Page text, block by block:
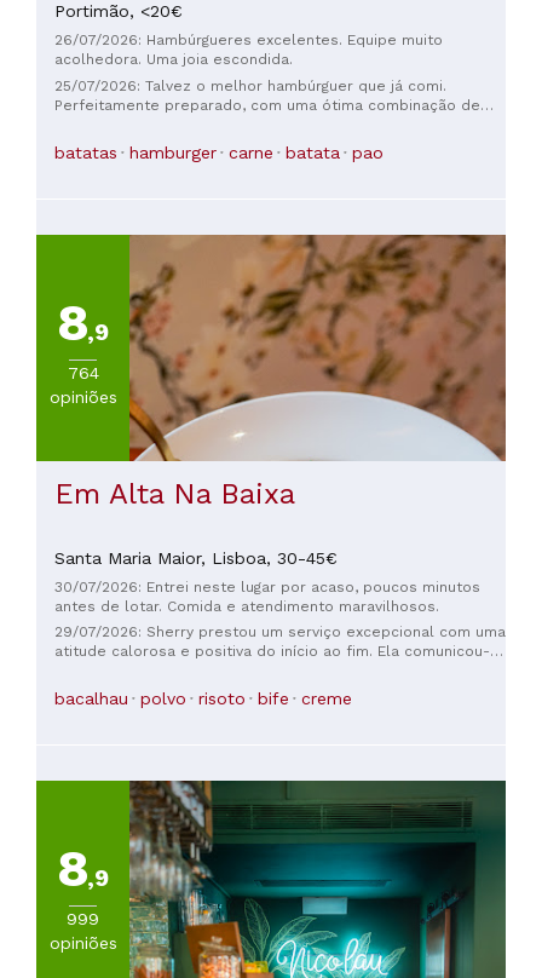
Portimão, <20€
26/07/2026: Hambúrgueres excelentes. Equipe muito
acolhedora. Uma joia escondida.
25/07/2026: Talvez o melhor hambúrguer que já comi.
Perfeitamente preparado, com uma ótima combinação de
variedade.
batatas hamburger carne batata pao
8,9
764
opiniões
Em Alta Na Baixa
Santa Maria Maior, Lisboa, 30-45€
30/07/2026: Entrei neste lugar por acaso, poucos minutos
antes de lotar. Comida e atendimento maravilhosos.
29/07/2026: Sherry prestou um serviço excepcional com uma
atitude calorosa e positiva do início ao fim. Ela comunicou-
genuíno respeito durante toda a nossa visita. Seu
profissionalismo e simpatia tornaram a experiência ainda
bacalhau polvo risoto bife creme
8,9
999
opiniões